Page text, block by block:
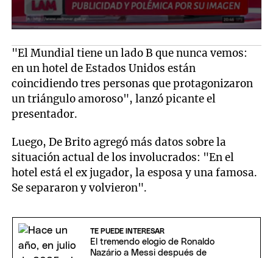
"El Mundial tiene un lado B que nunca vemos:
en un hotel de Estados Unidos están
coincidiendo tres personas que protagonizaron
un triángulo amoroso", lanzó picante el
presentador.
Luego, De Brito agregó más datos sobre la
situación actual de los involucrados: "En el
hotel está el ex jugador, la esposa y una famosa.
Se separaron y volvieron".
TE PUEDE INTERESAR
El tremendo elogio de Ronaldo
Nazário a Messi después de